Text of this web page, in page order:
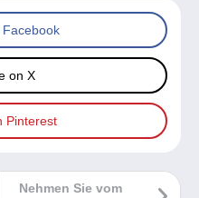
on X
Pinterest
Nehmen Sie vom